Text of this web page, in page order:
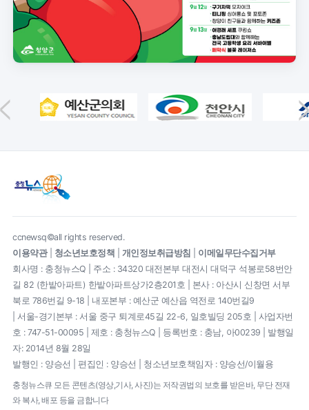
ccnewsq©all rights reserved.
이용약관| 청소년보호정책 개인정보취급방침
이메일무단수집거부
회사명 : 충청뉴스Q | 주소 : 34320 대전본부 대전시 대덕구 석봉로58번안
길 82 (한밭아파트) 한밭아파트상가2층201호 | 본사 : 아산시 신창면 서부
북로 786번길 9-18 | 내포본부 : 예산군 예산읍 역전로 140번길9
| 서울-경기본부 : 서울 중구 퇴계로45길 22-6, 일호빌딩 205호 | 사업자번
호 : 747-51-00095 | 제호 : 충청뉴스Q | 등록번호 : 충남, 아00239 | 발행일
자: 2014년 8월 28일
발행인 : 양승선 | 편집인 : 양승선 | 청소년보호책임자 : 양승선/이월용
충청뉴스큐 모든 콘텐츠(영상,기사, 사진)는 저작권법의 보호를 받은바, 무단 전재
와 복사, 배포 등을 금합니다